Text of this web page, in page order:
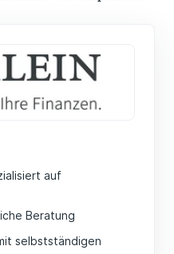
auf
Beratung
selbstständigen